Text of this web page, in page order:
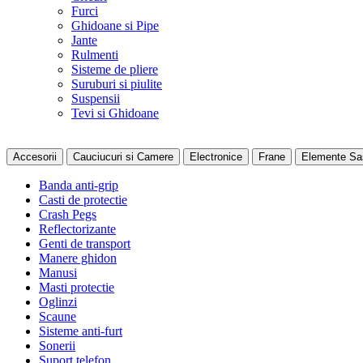
Furci
Ghidoane si Pipe
Jante
Rulmenti
Sisteme de pliere
Suruburi si piulite
Suspensii
Tevi si Ghidoane
Accesorii Cauciucuri si Camere Electronice Frane Elemente
Banda anti-grip
Casti de protectie
Crash Pegs
Reflectorizante
Genti de transport
Manere ghidon
Manusi
Masti protectie
Oglinzi
Scaune
Sisteme anti-furt
Sonerii
Suport telefon